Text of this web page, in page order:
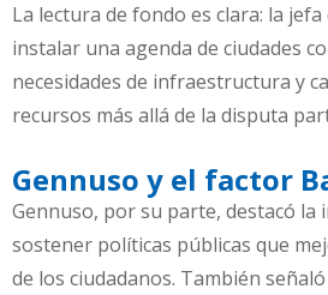
La lectura de fondo es clara: la
instalar una agenda de ciudades
necesidades de infraestructura y
recursos más allá de la disputa
Gennuso y el factor
Gennuso, por su parte, destacó la
sostener políticas públicas que
de los ciudadanos. También